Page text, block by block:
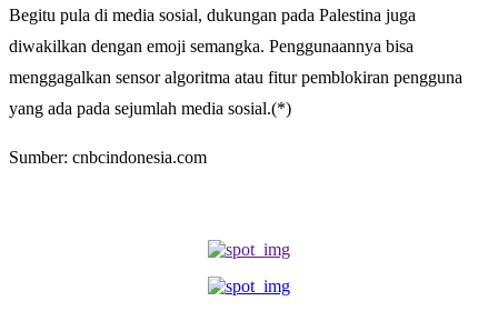
Begitu pula di media sosial, dukungan pada Palestina juga
diwakilkan dengan emoji semangka. Penggunaannya bisa
menggagalkan sensor algoritma atau fitur pemblokiran pengguna
yang ada pada sejumlah media sosial.(*)
Sumber: cnbcindonesia.com